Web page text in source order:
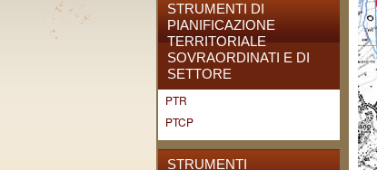
STRUMENTI DI
PIANIFICAZIONE
TERRITORIALE
SOVRAORDINATI E DI
SETTORE
PTR
PTCP
STRUMENTI